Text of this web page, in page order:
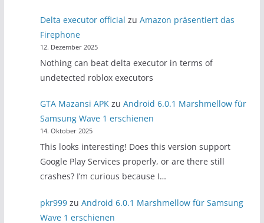
Delta executor official zuAmazon präsentiert das
Firephone
12. Dezember 2025
Nothing can beat delta executor in terms of
undetected roblox executors
GTA Mazansi APK zuAndroid 6.0.1 Marshmellow für
Samsung Wave 1 erschienen
14. Oktober 2025
This looks interesting! Does this version support
Google Play Services properly, or are there still
crashes? I’m curious because I…
pkr999 zuAndroid 6.0.1 Marshmellow für Samsung
Wave 1 erschienen